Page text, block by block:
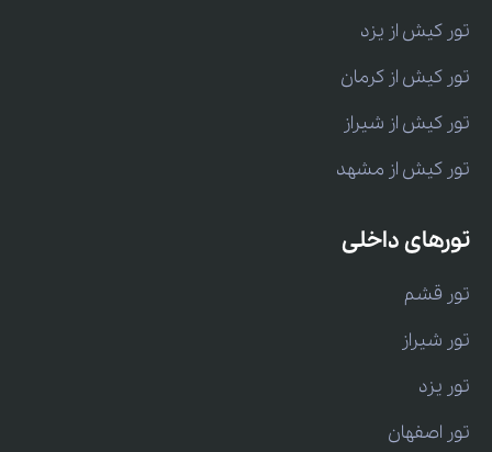
تور کیش از یزد
تور کیش از کرمان
تور کیش از شیراز
تور کیش از مشهد
تورهای داخلی
تور قشم
تور شیراز
تور یزد
تور اصفهان